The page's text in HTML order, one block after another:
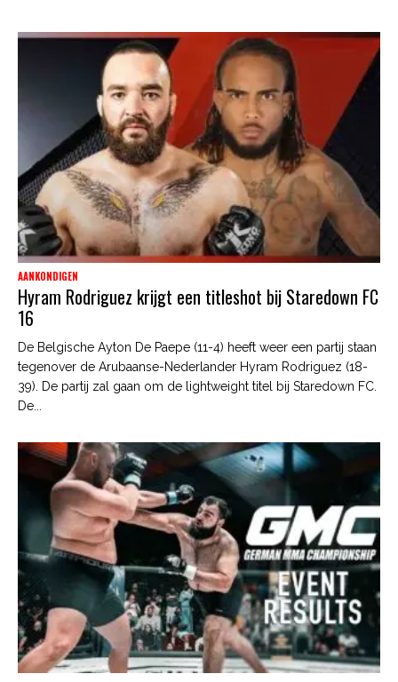
AANKONDIGEN
Hyram Rodriguez krijgt een titleshot bij Staredown FC
16
De Belgische Ayton De Paepe (11-4) heeft weer een partij staan
tegenover de Arubaanse-Nederlander Hyram Rodriguez (18-
39). De partij zal gaan om de lightweight titel bij Staredown FC.
De...